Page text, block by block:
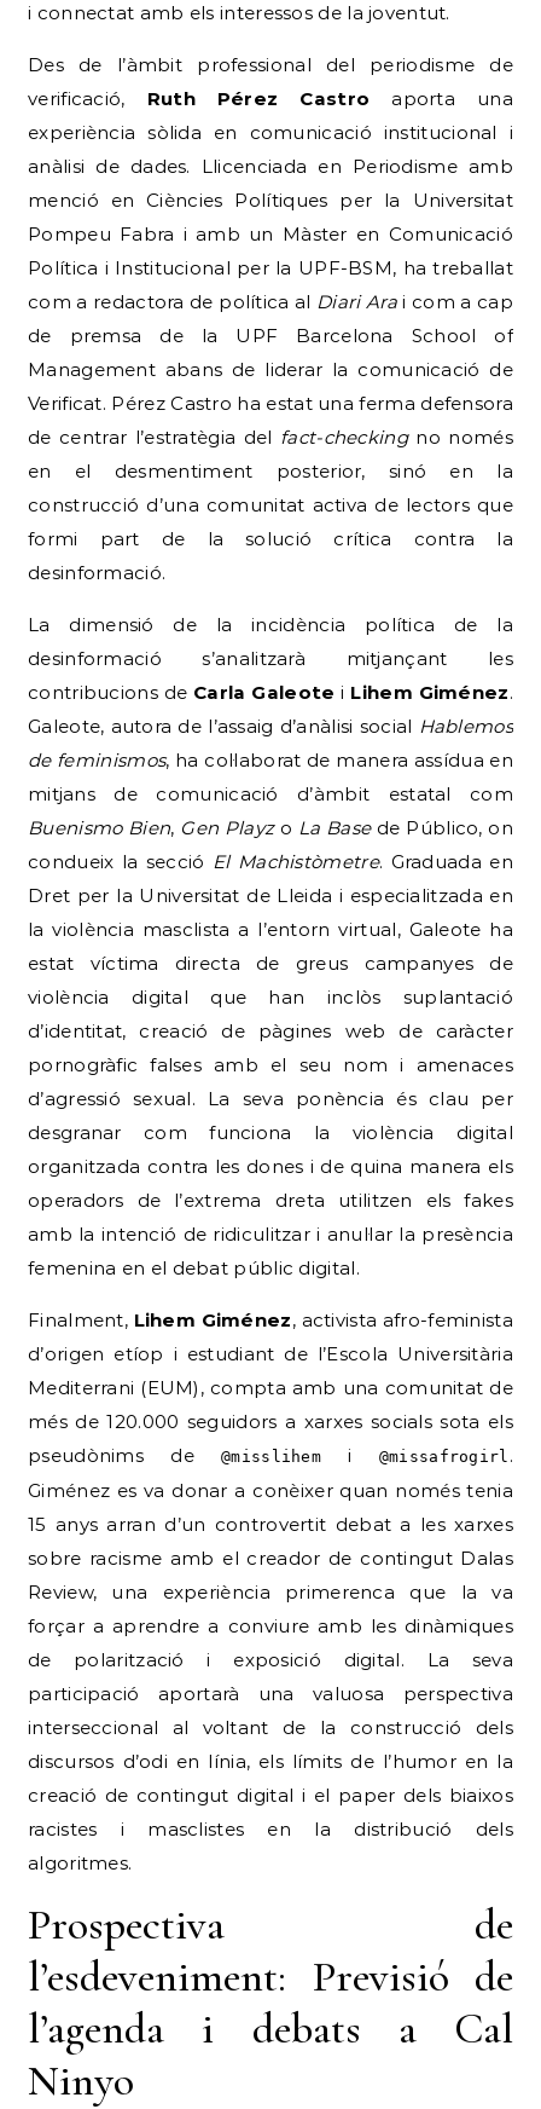
i connectat amb els interessos de la joventut.
Des de l’àmbit professional del periodisme de
verificació, Ruth Pérez Castro aporta una
experiència sòlida en comunicació institucional i
anàlisi de dades. Llicenciada en Periodisme amb
menció en Ciències Polítiques per la Universitat
Pompeu Fabra i amb un Màster en Comunicació
Política i Institucional per la UPF-BSM, ha treballat
com a redactora de política al Diari Arai com a cap
de premsa de la UPF Barcelona School of
Management abans de liderar la comunicació de
Verificat. Pérez Castro ha estat una ferma defensora
de centrar l’estratègia del fact-checkingno només
en el desmentiment posterior, sinó en la
construcció d’una comunitat activa de lectors que
formi part de la solució crítica contra la
desinformació.
La dimensió de la incidència política de la
desinformació s’analitzarà mitjançant les
contribucions de Carla Galeote i Lihem Giménez.
Galeote, autora de l’assaig d’anàlisi social Hablemos
de feminismos, ha col·laborat de manera assídua en
mitjans de comunicació d’àmbit estatal com
Buenismo Bien, Gen Playzo La Basede Público, on
condueix la secció El Machistòmetre. Graduada en
Dret per la Universitat de Lleida i especialitzada en
la violència masclista a l’entorn virtual, Galeote ha
estat víctima directa de greus campanyes de
violència digital que han inclòs suplantació
d’identitat, creació de pàgines web de caràcter
pornogràfic falses amb el seu nom i amenaces
d’agressió sexual. La seva ponència és clau per
desgranar com funciona la violència digital
organitzada contra les dones i de quina manera els
operadors de l’extrema dreta utilitzen els fakes
amb la intenció de ridiculitzar i anul·lar la presència
femenina en el debat públic digital.
Finalment, Lihem Giménez, activista afro-feminista
d’origen etíop i estudiant de l’Escola Universitària
Mediterrani (EUM), compta amb una comunitat de
més de 120.000 seguidors a xarxes socials sota els
pseudònims de@misslihem i @missafrogirl .
Giménez es va donar a conèixer quan només tenia
15 anys arran d’un controvertit debat a les xarxes
sobre racisme amb el creador de contingut Dalas
Review, una experiència primerenca que la va
forçar a aprendre a conviure amb les dinàmiques
de polarització i exposició digital. La seva
participació aportarà una valuosa perspectiva
interseccional al voltant de la construcció dels
discursos d’odi en línia, els límits de l’humor en la
creació de contingut digital i el paper dels biaixos
racistes i masclistes en la distribució dels
algoritmes.
Prospectiva de
l’esdeveniment: Previsió de
l’agenda i debats a Cal
Ninyo